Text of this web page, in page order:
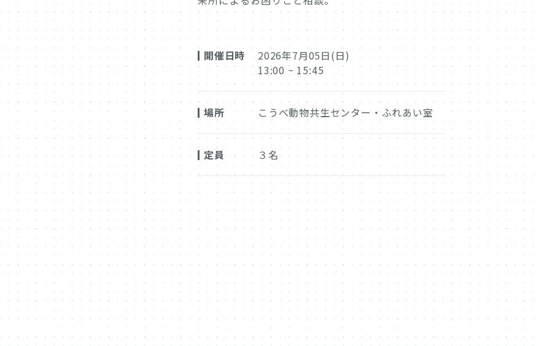
開催日時
2026年7月05日(日)
13:00 ~ 15:45
場所 こうべ動物共生センター・ふれあい室
定員 ３名